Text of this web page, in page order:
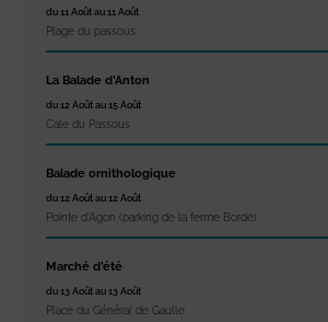
du 11 Août au 11 Août
Plage du passous
La Balade d’Anton
du 12 Août au 15 Août
Cale du Passous
Balade ornithologique
du 12 Août au 12 Août
Pointe d'Agon (parking de la ferme Borde)
Marché d’été
du 13 Août au 13 Août
Place du Général de Gaulle